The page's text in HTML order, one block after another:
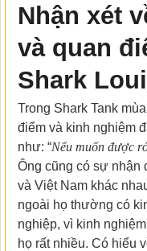
Nhận xét
và quan
Shark
Trong Shark Tank
điểm và kinh nghiệm
như: “Nếu muốn được
Ông cũng có sự nhận
và Việt Nam khác
ngoài họ thường có
nghiệp, vì kinh
họ rất nhiều. Có hiểu